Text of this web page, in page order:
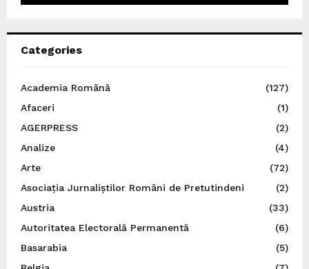
Categories
Academia Română
(127)
Afaceri
(1)
AGERPRESS
(2)
Analize
(4)
Arte
(72)
Asociația Jurnaliștilor Români de Pretutindeni
(2)
Austria
(33)
Autoritatea Electorală Permanentă
(6)
Basarabia
(5)